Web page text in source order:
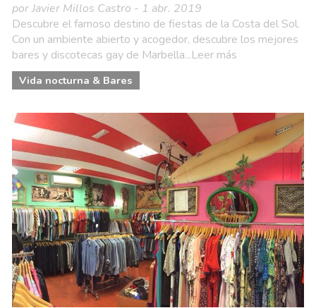
por Javier Millos Castro - 1 abr. 2019
Descubre el famoso destino de fiestas de la Costa del Sol.
Con un ambiente abierto y acogedor, descubre los mejores
bares y discotecas gay de Marbella...Leer más
Vida nocturna & Bares